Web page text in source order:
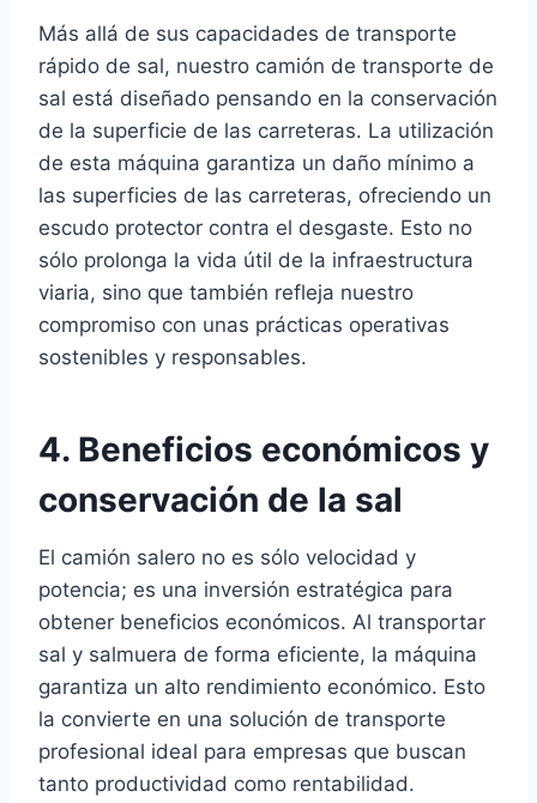
Más allá de sus capacidades de transporte
rápido de sal, nuestro camión de transporte de
sal está diseñado pensando en la conservación
de la superficie de las carreteras. La utilización
de esta máquina garantiza un daño mínimo a
las superficies de las carreteras, ofreciendo un
escudo protector contra el desgaste. Esto no
sólo prolonga la vida útil de la infraestructura
viaria, sino que también refleja nuestro
compromiso con unas prácticas operativas
sostenibles y responsables.
4. Beneficios económicos y
conservación de la sal
El camión salero no es sólo velocidad y
potencia; es una inversión estratégica para
obtener beneficios económicos. Al transportar
sal y salmuera de forma eficiente, la máquina
garantiza un alto rendimiento económico. Esto
la convierte en una solución de transporte
profesional ideal para empresas que buscan
tanto productividad como rentabilidad.